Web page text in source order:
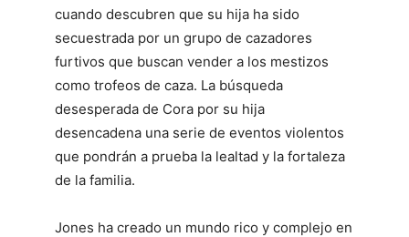
cuando descubren que su hija ha sido
secuestrada por un grupo de cazadores
furtivos que buscan vender a los mestizos
como trofeos de caza. La búsqueda
desesperada de Cora por su hija
desencadena una serie de eventos violentos
que pondrán a prueba la lealtad y la fortaleza
de la familia.
Jones ha creado un mundo rico y complejo en